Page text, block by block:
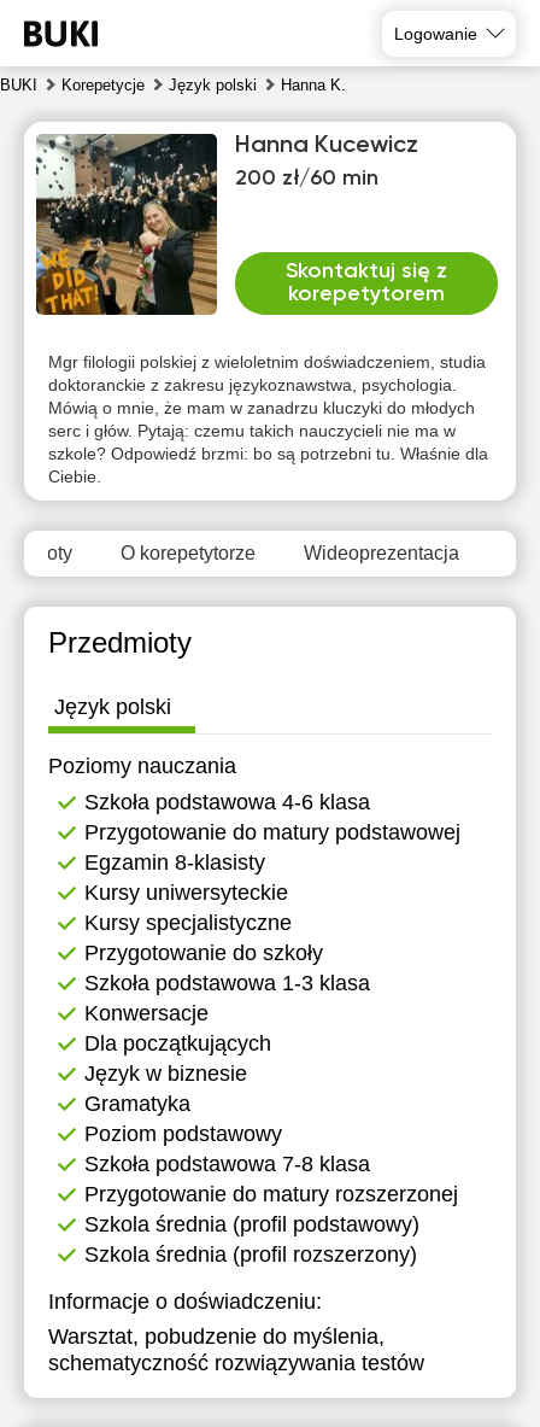
Logowanie
BUKI Korepetycje Język polski Hanna K.
Hanna Kucewicz
200 zł/60 min
Skontaktuj się z
korepetytorem
Mgr filologii polskiej z wieloletnim doświadczeniem, studia
doktoranckie z zakresu językoznawstwa, psychologia.
Mówią o mnie, że mam w zanadrzu kluczyki do młodych
serc i głów. Pytają: czemu takich nauczycieli nie ma w
szkole? Odpowiedź brzmi: bo są potrzebni tu. Właśnie dla
Ciebie.
O korepetytorze Wideoprezentacja
Przedmioty
Język polski
Poziomy nauczania
Szkoła podstawowa 4-6 klasa
Przygotowanie do matury podstawowej
Egzamin 8-klasisty
Kursy uniwersyteckie
Kursy specjalistyczne
Przygotowanie do szkoły
Szkoła podstawowa 1-3 klasa
Konwersacje
Dla początkujących
Język w biznesie
Gramatyka
Poziom podstawowy
Szkoła podstawowa 7-8 klasa
Przygotowanie do matury rozszerzonej
Szkola średnia (profil podstawowy)
Szkola średnia (profil rozszerzony)
Informacje o doświadczeniu:
Warsztat, pobudzenie do myślenia,
schematyczność rozwiązywania testów
7
8
9
10
11
12
Brak
dostępnych
terminów
Brak
dostępnych
terminów
Brak
dostępnych
terminów
Brak
dostępnych
terminów
Brak
dostępnych
terminów terminów